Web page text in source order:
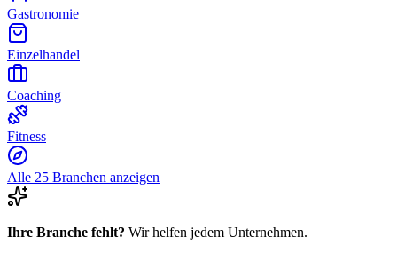
Gastronomie
Einzelhandel
Coaching
Fitness
Alle 25 Branchen anzeigen
Ihre Branche fehlt? Wir helfen jedem Unternehmen.